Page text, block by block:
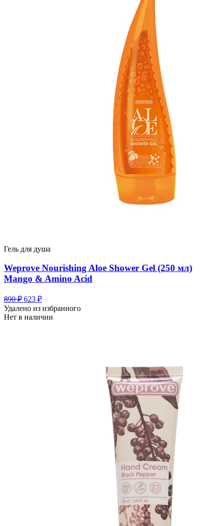
Гель для душа
Weprove Nourishing Aloe Shower Gel (250 мл)
Mango & Amino Acid
890₽ Первоначальная
цена
составляла
623 ₽Текущая
цена:
623 ₽.
Удалено из избранного
Нет в наличии